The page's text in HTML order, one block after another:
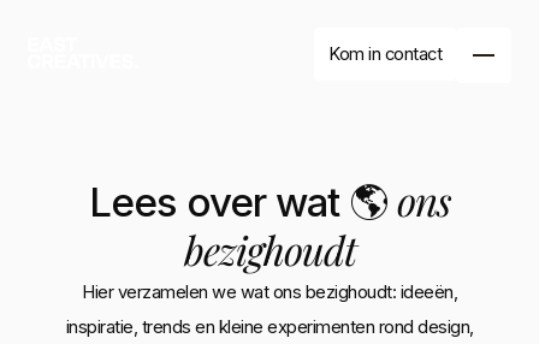
Kom in contact
Lees over wat 🌎 ons
bezighoudt
Hier verzamelen we wat ons bezighoudt: ideeën,
inspiratie, trends en kleine experimenten rond design,